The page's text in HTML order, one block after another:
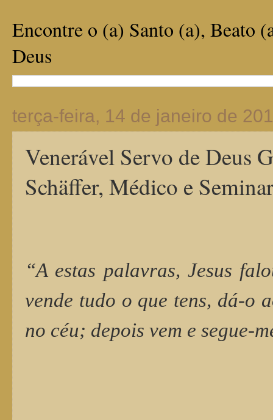
Encontre o (a) Santo (a), Beato
Deus
terça-feira, 14 de janeiro de
Venerável Servo de Deus
Schäffer, Médico e
“A estas palavras, Jesus
vende tudo o que tens, dá-o
no céu; depois vem e segue-